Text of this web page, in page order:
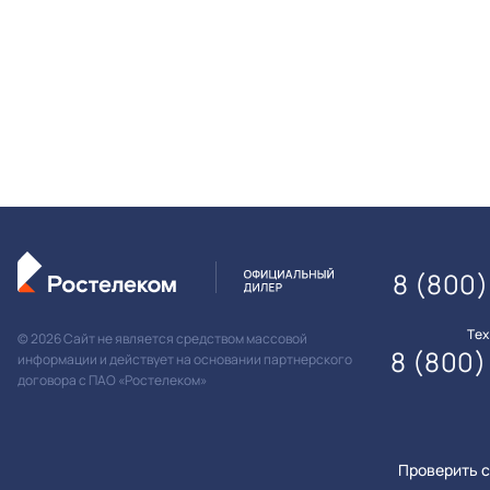
© 2026 Сайт не является средством массовой
информации и действует на основании партнерского
договора с ПАО «Ростелеком»
Проверить
8
8